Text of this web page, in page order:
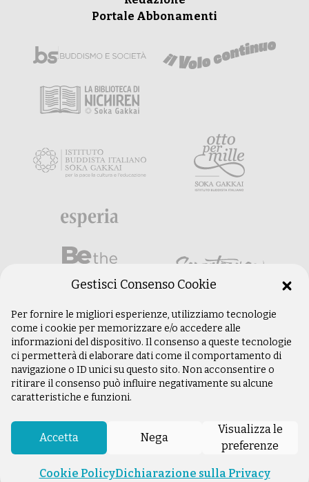
Portale Abbonamenti
©Copyright 2003 –
P.IVA: 04935120487 | Sede Legale: Firenze |
Privacy Policy
Gestisci Consenso Cookie
Per fornire le migliori esperienze, utilizziamo tecnologie
come i cookie per memorizzare e/o accedere alle
informazioni del dispositivo. Il consenso a queste tecnologie
ci permetterà di elaborare dati come il comportamento di
navigazione o ID unici su questo sito. Non acconsentire o
ritirare il consenso può influire negativamente su alcune
caratteristiche e funzioni.
Accetta Nega
Visualizza le
preferenze
Cookie PolicyDichiarazione sulla Privacy